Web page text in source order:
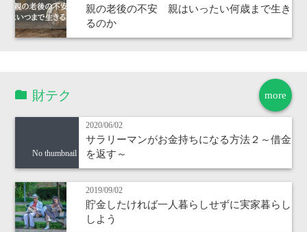
親の老後の不安 親はいったい何歳まで生き
るのか
more
財テク
No thumbnail
2020/06/02
サラリーマンがお金持ちになる方法２～借金
を返す～
2019/09/02
貯金したければ一人暮らしせずに実家暮らし
しよう